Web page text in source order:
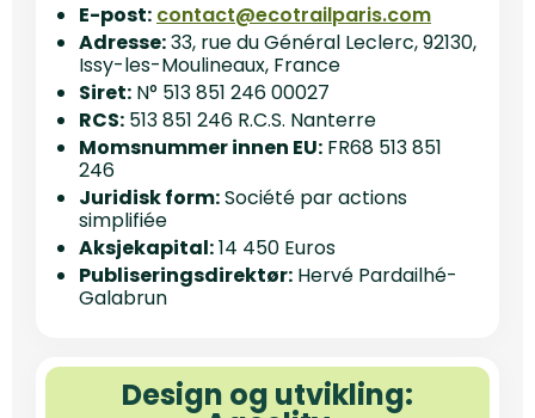
E-post: contact@ecotrailparis.com
Adresse:33, rue du Général Leclerc, 92130,
Issy-les-Moulineaux, France
Siret: N° 513 851 246 00027
RCS: 513 851 246 R.C.S. Nanterre
Momsnummer innen EU: FR68 513 851
246
Juridisk form:Société par actions
simplifiée
Aksjekapital:14 450 Euros
Publiseringsdirektør: Hervé Pardailhé-
Galabrun
Design og utvikling: